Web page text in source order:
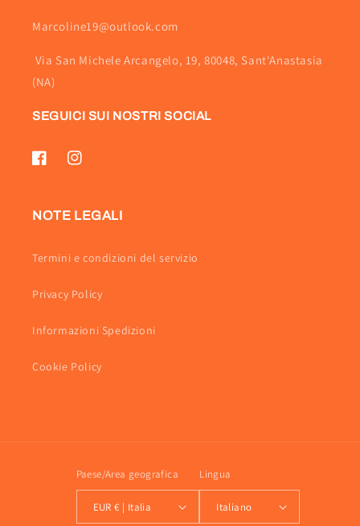
Marcoline19@outlook.com
Via San Michele Arcangelo, 19, 80048, Sant'Anastasia
(NA)
SEGUICI SUI NOSTRI SOCIAL
FacebookInstagram
NOTE LEGALI
Termini e condizioni del servizio
Privacy Policy
Informazioni Spedizioni
Cookie Policy
Paese/Area geografica
EUR € | Italia
Lingua
Italiano